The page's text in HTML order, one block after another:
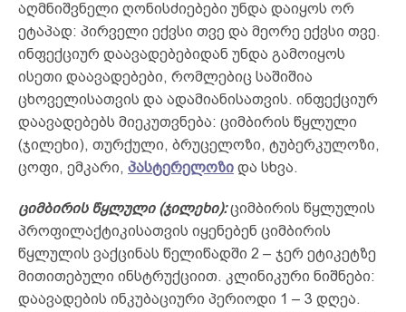
აღმნიშვნელი ღონისძიებები უნდა დაიყოს ორ
ეტაპად: პირველი ექვსი თვე და მეორე ექვსი თვე.
ინფექციურ დაავადებებიდან უნდა გამოიყოს
ისეთი დაავადებები, რომლებიც საშიშია
ცხოველისათვის და ადამიანისათვის. ინფექციურ
დაავადებებს მიეკუთვნება: ციმბირის წყლული
(ჯილეხი), თურქული, ბრუცელოზი, ტუბერკულოზი,
ცოფი, ემკარი, პასტერელოზი და სხვა.
ციმბირის წყლული (ჯილეხი):ციმბირის წყლულის
პროფილაქტიკისათვის იყენებენ ციმბირის
წყლულის ვაქცინას წელიწადში 2 – ჯერ ეტიკეტზე
მითითებული ინსტრუქციით. კლინიკური ნიშნები:
დაავადების ინკუბაციური პერიოდი 1 – 3 დღეა.